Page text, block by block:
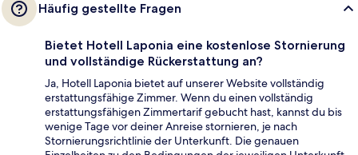
Häufig gestellte Fragen
Bietet Hotell Laponia eine kostenlose Stornierung
und vollständige Rückerstattung an?
Ja, Hotell Laponia bietet auf unserer Website vollständig
erstattungsfähige Zimmer. Wenn du einen vollständig
erstattungsfähigen Zimmertarif gebucht hast, kannst du bis
wenige Tage vor deiner Anreise stornieren, je nach
Stornierungsrichtlinie der Unterkunft. Die genauen